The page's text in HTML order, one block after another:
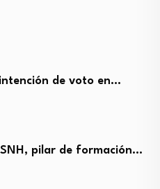
de voto en…
pilar de formación…